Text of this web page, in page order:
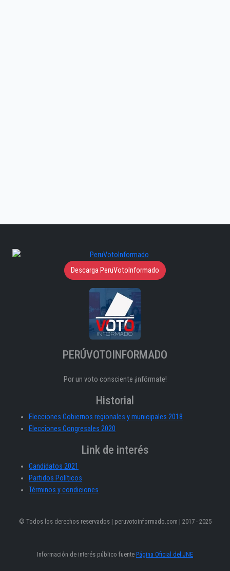
Descarga PeruVotoInformado
PERÚVOTOINFORMADO
Por un voto consciente ¡infórmate!
Historial
Elecciones Gobiernos regionales y municipales 2018
Elecciones Congresales 2020
Link de interés
Candidatos 2021
Partidos Políticos
Términos y condiciones
© Todos los derechos reservados | peruvotoinformado.com | 2017 - 2025
Información de interés público fuente Página Oficial del JNE